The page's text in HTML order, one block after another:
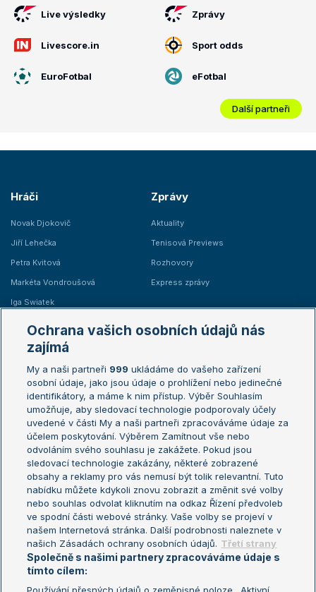
Live výsledky Zprávy
Livescore.in Sport odds
EuroFotbal eFotbal
Další partneři
Hráči
Novak Djokovič
Jiří Lehečka
Petra Kvitová
Markéta Vondroušová
Iga Swiatek
Zprávy
Aktuality
Tenisová Previews
Rozhovory
Express zprávy
Žebříčky
Žebříček ATP (muži)
Žebříček WTA (ženy)
Sázkařský žebříček
Australian Open
French Open
Wimbledon
US Open
Turnaj mistrů
Turnaj mistryň
Aktualní trendy
Fotbalové přestupy
Livesport Daily
LS Prague Open
Ochrana vašich osobních údajů nás
zajímá
My a naši partneři 999 ukládáme do vašeho zařízení
osobní údaje, jako jsou údaje o prohlížení nebo jedinečné
identifikátory, a máme k nim přístup. Výběr Souhlasím
umožňuje, aby sledovací technologie podporovaly účely
uvedené v části My a naši partneři zpracováváme údaje za
účelem poskytování. Výběrem Zamítnout vše nebo
odvoláním svého souhlasu je zakážete. Pokud jsou
sledovací technologie zakázány, některé zobrazené
obsahy a reklamy pro vás nemusí být tolik relevantní. Tuto
nabídku můžete kdykoli znovu zobrazit a změnit své volby
nebo souhlas odvolat kliknutím na odkaz Řízení předvoleb
ve spodní části webové stránky. Vaše volby se projeví v
našem Internetová stránka. Další podrobnosti naleznete v
našich Zásadách ochrany osobních údajů. Třetí strany
Společně s našimi partnery zpracováváme údaje s
tímto cílem: